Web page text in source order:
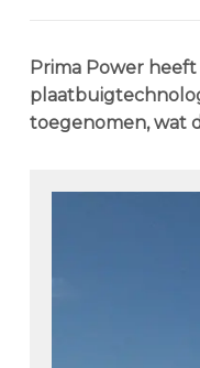
Prima Power
toegenomen, wat